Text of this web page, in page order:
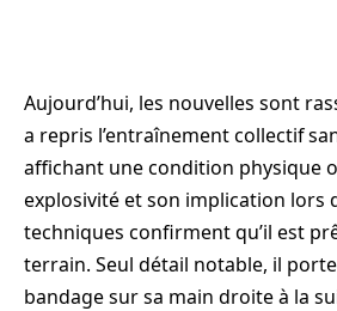
Aujourd’hui, les nouvelles sont
a repris l’entraînement collectif
affichant une condition physique
explosivité et son implication lors
techniques confirment qu’il est
terrain. Seul détail notable, il
bandage sur sa main droite à la